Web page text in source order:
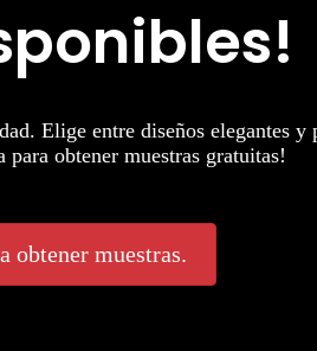
Elige entre diseños elegantes y
para obtener muestras gratuitas!
obtener muestras.